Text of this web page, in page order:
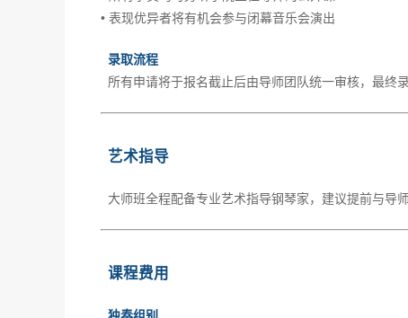
• 表现优异者将有机会参与闭幕音乐会演出
录取流程
所有申请将于报名截止后由导师团队统一审核，最终
艺术指导
大师班全程配备专业艺术指导钢琴家，建议提前与导
课程费用